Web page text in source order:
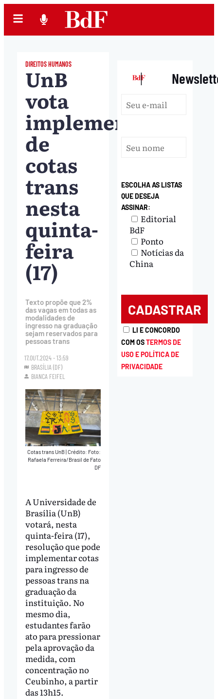
DIREITOS HUMANOS
UnB
vota
implementação
de
cotas
trans
nesta
quinta-
feira
(17)
Texto propõe que 2%
das vagas em todas as
modalidades de
ingresso na graduação
sejam reservados para
pessoas trans
17.OUT.2024 - 13:59
BRASÍLIA (DF)
BIANCA FEIFEL
Cotas trans UnB|Crédito: Foto:
Rafaela Ferreira/Brasil de Fato
DF
A Universidade de
Brasília (UnB)
votará, nesta
quinta-feira (17),
resolução que pode
implementar cotas
para ingresso de
pessoas trans na
graduação da
instituição. No
mesmo dia,
estudantes farão
ato para pressionar
pela aprovação da
medida, com
concentração no
Ceubinho, a partir
das 13h15.
|
ESCOLHA AS LISTAS
QUE DESEJA
ASSINAR:
Editorial
BdF
Ponto
Notícias da
China
LI E CONCORDO
COM OSTERMOS DE
USO E POLÍTICA DE
PRIVACIDADE